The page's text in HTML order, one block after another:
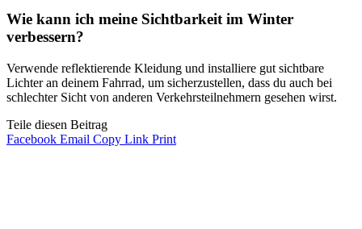
Wie kann ich meine Sichtbarkeit im Winter
verbessern?
Verwende reflektierende Kleidung und installiere gut sichtbare
Lichter an deinem Fahrrad, um sicherzustellen, dass du auch bei
schlechter Sicht von anderen Verkehrsteilnehmern gesehen wirst.
Teile diesen Beitrag
Facebook Email Copy Link Print